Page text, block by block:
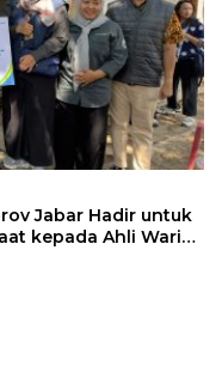
Jabar Hadir untuk
kepada Ahli Waris